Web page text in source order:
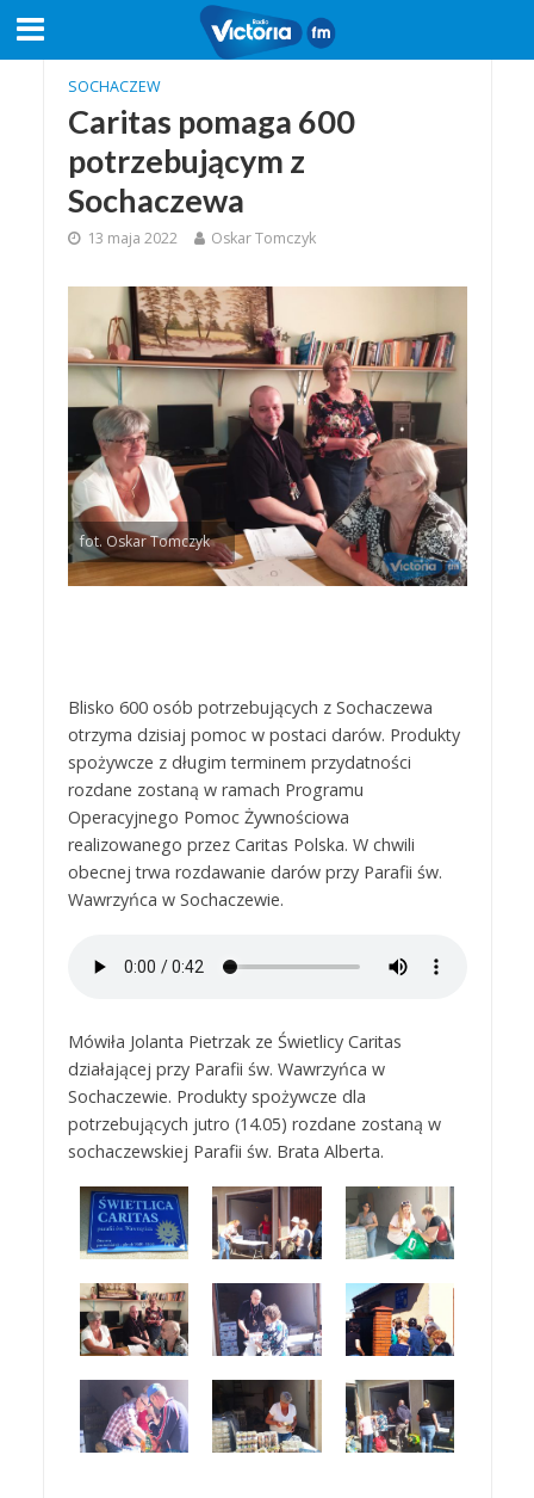
SOCHACZEW
Caritas pomaga 600
potrzebującym z
Sochaczewa
13 maja 2022 Oskar Tomczyk
fot. Oskar Tomczyk
Blisko 600 osób potrzebujących z Sochaczewa
otrzyma dzisiaj pomoc w postaci darów. Produkty
spożywcze z długim terminem przydatności
rozdane zostaną w ramach Programu
Operacyjnego Pomoc Żywnościowa
realizowanego przez Caritas Polska. W chwili
obecnej trwa rozdawanie darów przy Parafii św.
Wawrzyńca w Sochaczewie.
Mówiła Jolanta Pietrzak ze Świetlicy Caritas
działającej przy Parafii św. Wawrzyńca w
Sochaczewie. Produkty spożywcze dla
potrzebujących jutro (14.05) rozdane zostaną w
sochaczewskiej Parafii św. Brata Alberta.